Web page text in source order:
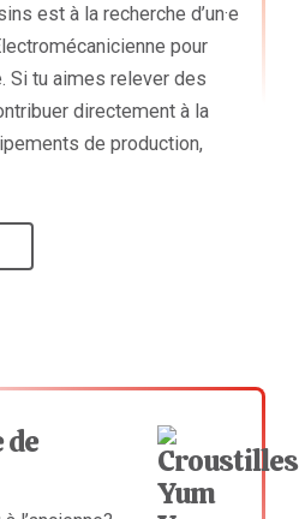
est à la recherche d’un·e
pour
Si tu aimes relever des
directement à la
de production,